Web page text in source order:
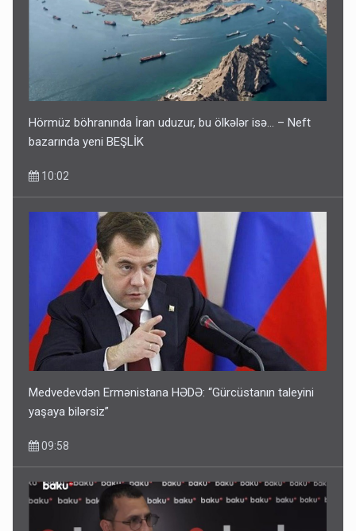
Hörmüz böhranında İran uduzur, bu ölkələr isə... – Neft
bazarında yeni BEŞLİK
10:02
Medvedevdən Ermənistana HƏDƏ: “Gürcüstanın taleyini
yaşaya bilərsiz”
09:58